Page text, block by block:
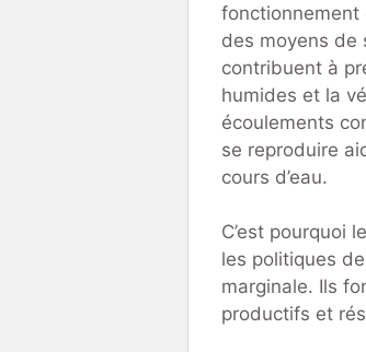
fonctionnement
des moyens de
contribuent à
humides et la
écoulements
se reproduire
cours d’eau.
C’est pourquoi
les politiques
marginale. Ils
productifs et